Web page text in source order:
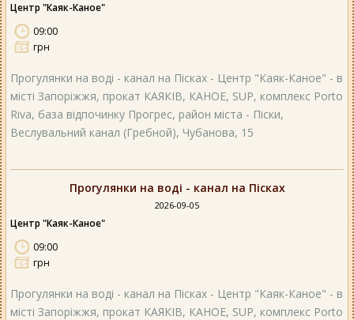
Центр "Каяк-Каное"
09:00
грн
Прогулянки на воді - канал на Пісках - Центр "Каяк-Каное" - в
місті Запоріжжя, прокат КАЯКІВ, КАНОЕ, SUP, комплекс Porto
Riva, база відпочинку Прогрес, район міста - Піски,
Веслувальний канал (Гребной), Чубанова, 15
Прогулянки на воді - канал на Пісках
2026-09-05
Центр "Каяк-Каное"
09:00
грн
Прогулянки на воді - канал на Пісках - Центр "Каяк-Каное" - в
місті Запоріжжя, прокат КАЯКІВ, КАНОЕ, SUP, комплекс Porto